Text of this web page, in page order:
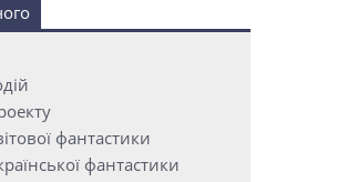
фантастики
фантастики